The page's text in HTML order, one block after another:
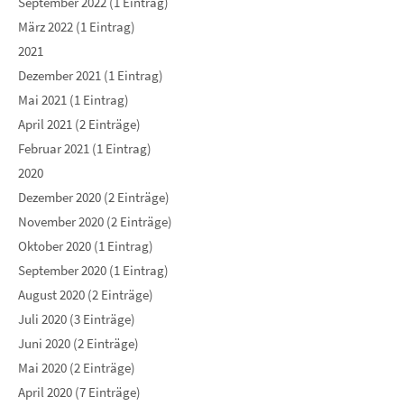
März 2022 (1 Eintrag)
2021
Dezember 2021 (1 Eintrag)
Mai 2021 (1 Eintrag)
April 2021 (2 Einträge)
Februar 2021 (1 Eintrag)
2020
Dezember 2020 (2 Einträge)
November 2020 (2 Einträge)
Oktober 2020 (1 Eintrag)
September 2020 (1 Eintrag)
August 2020 (2 Einträge)
Juli 2020 (3 Einträge)
Juni 2020 (2 Einträge)
Mai 2020 (2 Einträge)
April 2020 (7 Einträge)